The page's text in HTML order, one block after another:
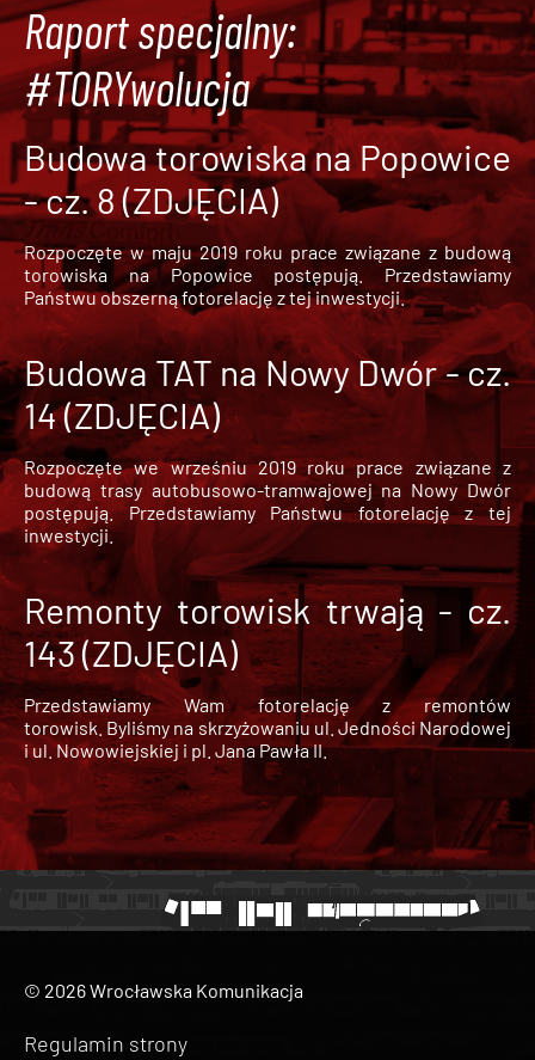
Raport specjalny:
#TORYwolucja
Budowa torowiska na Popowice
- cz. 8 (ZDJĘCIA)
Rozpoczęte w maju 2019 roku prace związane z budową
torowiska na Popowice
postępują. Przedstawiamy
Państwu obszerną fotorelację z tej inwestycji.
Budowa TAT na Nowy Dwór - cz.
14 (ZDJĘCIA)
Rozpoczęte we wrześniu 2019 roku prace związane z
budową trasy autobusowo-tramwajowej na Nowy Dwór
postępują. Przedstawiamy Państwu fotorelację z tej
inwestycji.
Remonty torowisk trwają - cz.
143 (ZDJĘCIA)
Przedstawiamy Wam fotorelację z remontów
torowisk. Byliśmy na skrzyżowaniu ul. Jedności Narodowej
i ul. Nowowiejskiej i pl. Jana Pawła II.
© 2026 Wrocławska Komunikacja
Regulamin strony